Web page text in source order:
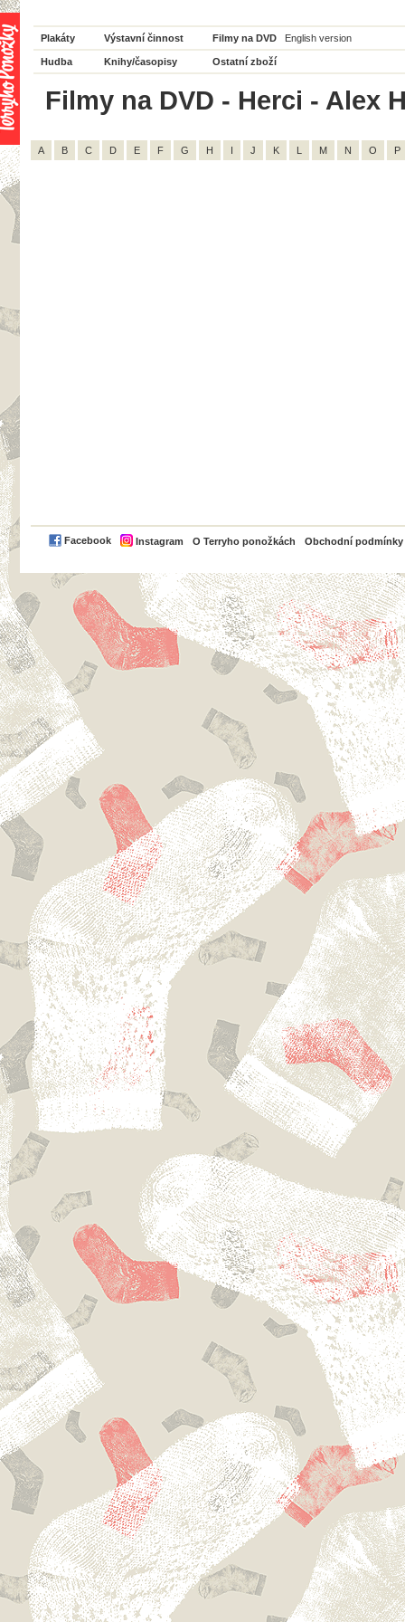
Plakáty Výstavní činnost Filmy na DVD English version
Hudba Knihy/časopisy Ostatní zboží
Filmy na DVD - Herci - Alex
A B C D E F G H I J K L M N O P
Facebook Instagram O Terryho ponožkách Obchodní podmínky
PayPal